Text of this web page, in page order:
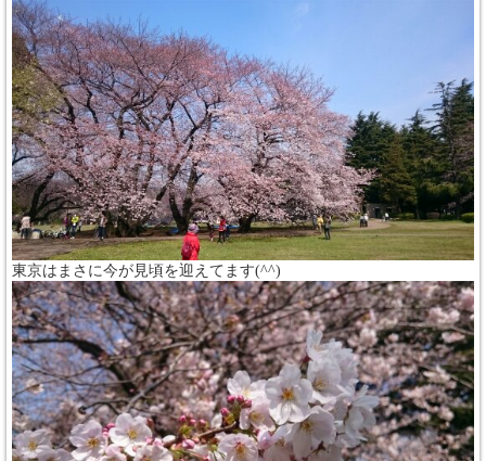
東京はまさに今が見頃を迎えてます(^^)